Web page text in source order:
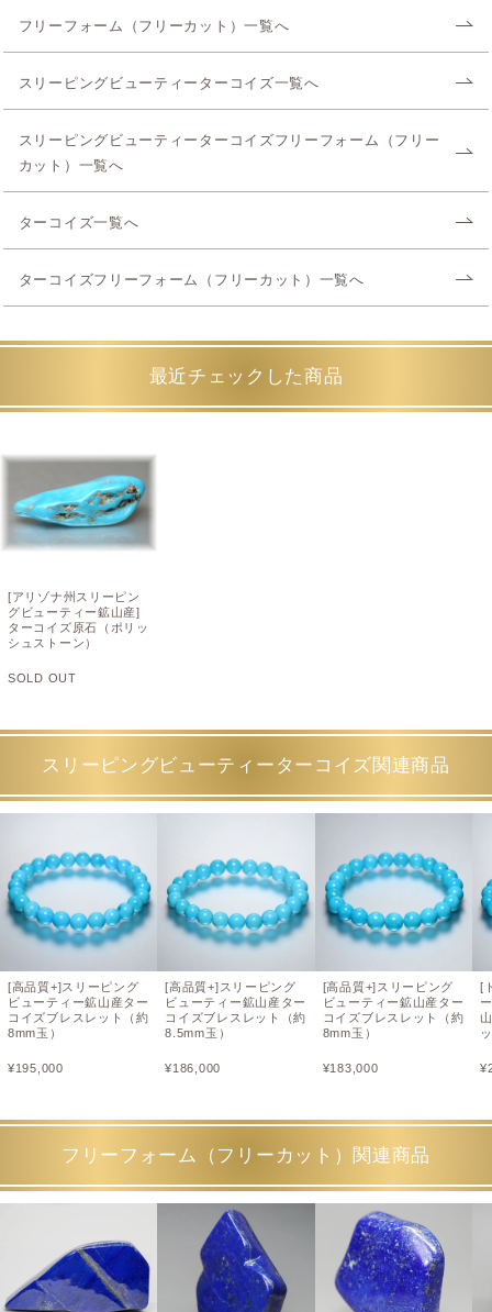
フリーフォーム（フリーカット）一覧へ
スリーピングビューティーターコイズ一覧へ
スリーピングビューティーターコイズフリーフォーム（フリー
カット）一覧へ
ターコイズ一覧へ
ターコイズフリーフォーム（フリーカット）一覧へ
最近チェックした商品
[アリゾナ州スリーピン
グビューティー鉱山産]
ターコイズ原石（ポリッ
シュストーン）
SOLD OUT
スリーピングビューティーターコイズ関連商品
[高品質+]スリーピング
ビューティー鉱山産ター
コイズブレスレット（約
8mm玉）
¥195,000
[高品質+]スリーピング
ビューティー鉱山産ター
コイズブレスレット（約
8.5mm玉）
¥186,000
[高品質+]スリーピング
ビューティー鉱山産ター
コイズブレスレット（約
8mm玉）
¥183,000
[
¥
フリーフォーム（フリーカット）関連商品